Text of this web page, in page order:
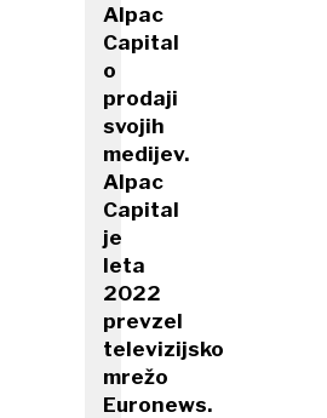
Alpac
Capital
o
prodaji
svojih
medijev.
Alpac
Capital
je
leta
2022
prevzel
televizijsko
mrežo
Euronews.